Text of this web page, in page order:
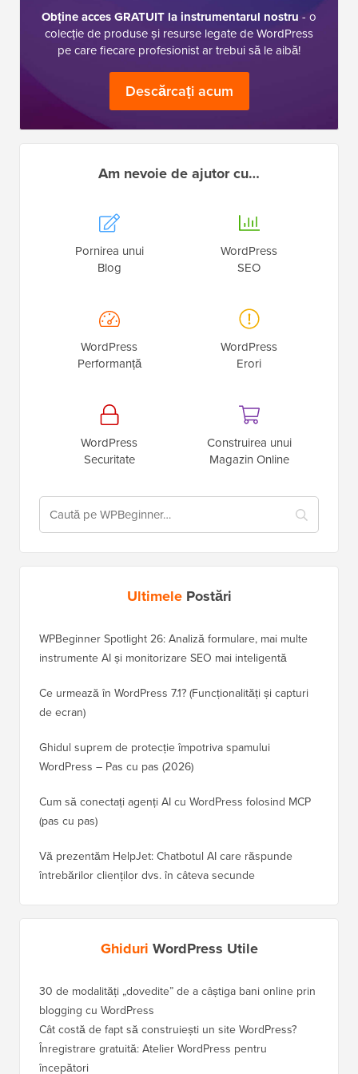
Obține acces GRATUIT la instrumentarul nostru - o
colecție de produse și resurse legate de WordPress
pe care fiecare profesionist ar trebui să le aibă!
Descărcați acum
Am nevoie de ajutor cu…
Pornirea unui
Blog
WordPress
SEO
WordPress
Performanță
WordPress
Erori
WordPress
Securitate
Construirea unui
Magazin Online
UltimelePostări
WPBeginner Spotlight 26: Analiză formulare, mai multe
instrumente AI și monitorizare SEO mai inteligentă
Ce urmează în WordPress 7.1? (Funcționalități și capturi
de ecran)
Ghidul suprem de protecție împotriva spamului
WordPress – Pas cu pas (2026)
Cum să conectați agenți AI cu WordPress folosind MCP
(pas cu pas)
Vă prezentăm HelpJet: Chatbotul AI care răspunde
întrebărilor clienților dvs. în câteva secunde
Ghiduri WordPress Utile
30 de modalități „dovedite” de a câștiga bani online prin
blogging cu WordPress
Cât costă de fapt să construiești un site WordPress?